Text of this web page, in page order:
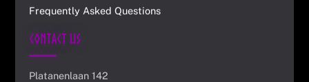
Frequently Asked Questions
Contact Us
Platanenlaan 142